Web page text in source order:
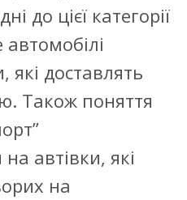
до цієї категорії
доставлять
Також поняття
автівки, які
на